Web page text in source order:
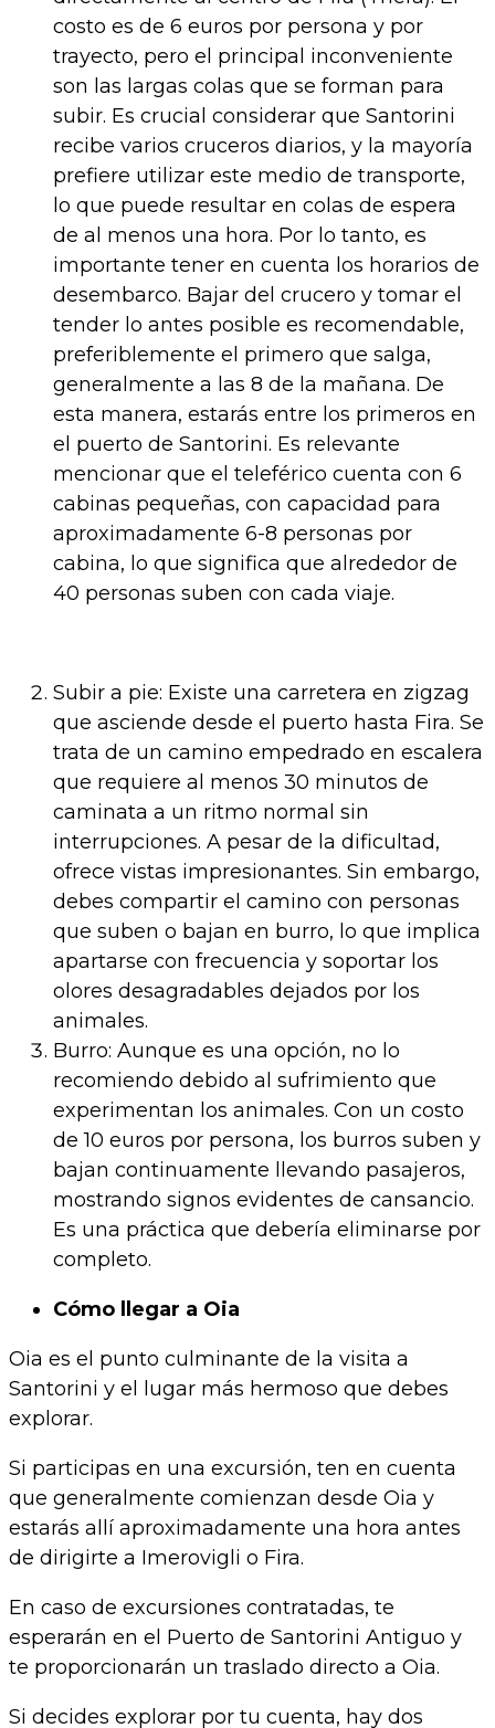
costo es de 6 euros por persona y por
trayecto, pero el principal inconveniente
son las largas colas que se forman para
subir. Es crucial considerar que Santorini
recibe varios cruceros diarios, y la mayoría
prefiere utilizar este medio de transporte,
lo que puede resultar en colas de espera
de al menos una hora. Por lo tanto, es
importante tener en cuenta los horarios de
desembarco. Bajar del crucero y tomar el
tender lo antes posible es recomendable,
preferiblemente el primero que salga,
generalmente a las 8 de la mañana. De
esta manera, estarás entre los primeros en
el puerto de Santorini. Es relevante
mencionar que el teleférico cuenta con 6
cabinas pequeñas, con capacidad para
aproximadamente 6-8 personas por
cabina, lo que significa que alrededor de
40 personas suben con cada viaje.
Subir a pie: Existe una carretera en zigzag
que asciende desde el puerto hasta Fira. Se
trata de un camino empedrado en escalera
que requiere al menos 30 minutos de
caminata a un ritmo normal sin
interrupciones. A pesar de la dificultad,
ofrece vistas impresionantes. Sin embargo,
debes compartir el camino con personas
que suben o bajan en burro, lo que implica
apartarse con frecuencia y soportar los
olores desagradables dejados por los
animales.
Burro: Aunque es una opción, no lo
recomiendo debido al sufrimiento que
experimentan los animales. Con un costo
de 10 euros por persona, los burros suben y
bajan continuamente llevando pasajeros,
mostrando signos evidentes de cansancio.
Es una práctica que debería eliminarse por
completo.
Cómo llegar a Oia
Oia es el punto culminante de la visita a
Santorini y el lugar más hermoso que debes
explorar.
Si participas en una excursión, ten en cuenta
que generalmente comienzan desde Oia y
estarás allí aproximadamente una hora antes
de dirigirte a Imerovigli o Fira.
En caso de excursiones contratadas, te
esperarán en el Puerto de Santorini Antiguo y
te proporcionarán un traslado directo a Oia.
Si decides explorar por tu cuenta, hay dos